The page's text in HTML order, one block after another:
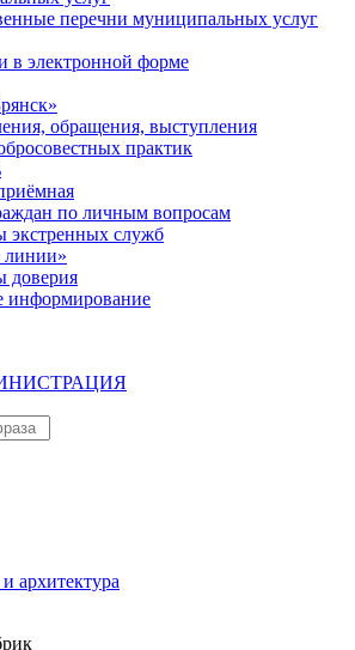
перечни муниципальных услуг
в электронной форме
обращения, выступления
практик
по личным вопросам
экстренных служб
линии»
доверия
информирование
архитектура